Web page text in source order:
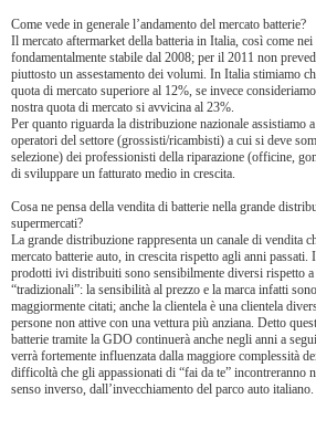
Come vede in generale l’andamento del mercato batterie?
Il mercato aftermarket della batteria in Italia, così come
fondamentalmente stabile dal 2008; per il 2011 non
piuttosto un assestamento dei volumi. In Italia stimiamo
quota di mercato superiore al 12%, se invece
nostra quota di mercato si avvicina al 23%.
Per quanto riguarda la distribuzione nazionale assistiamo
operatori del settore (grossisti/ricambisti) a cui si deve
selezione) dei professionisti della riparazione (officine,
di sviluppare un fatturato medio in crescita.
Cosa ne pensa della vendita di batterie nella grande
supermercati?
La grande distribuzione rappresenta un canale di vendita
mercato batterie auto, in crescita rispetto agli anni passati.
prodotti ivi distribuiti sono sensibilmente diversi rispetto
“tradizionali”: la sensibilità al prezzo e la marca infatti
maggiormente citati; anche la clientela è una clientela
persone non attive con una vettura più anziana. Detto
batterie tramite la GDO continuerà anche negli anni a
verrà fortemente influenzata dalla maggiore complessità
difficoltà che gli appassionati di “fai da te” incontreranno
senso inverso, dall’invecchiamento del parco auto italiano.